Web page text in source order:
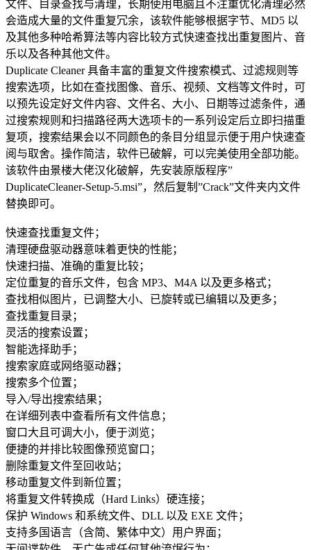
文件、目录查找与清理，长期使用电脑且不注重优化清理必然
会造成大量的文件重复冗余，该软件能够根据字节、MD5 以
及其他多种哈希算法等内容比较方式快速查找出重复图片、音
乐以及各种其他文件。
Duplicate Cleaner 具备丰富的重复文件搜索模式、过滤规则等
搜索选项，比如在查找图像、音乐、视频、文档等文件时，可
以预先设定好文件内容、文件名、大小、日期等过滤条件，通
过搜索规则和扫描路径两大选项卡的一系列设定后立即扫描重
复项，搜索结果会以不同颜色的条目分组显示便于用户快速查
阅与取舍。操作简洁，软件已破解，可以完美使用全部功能。
该软件由景楼大佬汉化破解，先安装原版程序”
DuplicateCleaner-Setup-5.msi”，然后复制”Crack”文件夹内文件
替换即可。
快速查找重复文件；
清理硬盘驱动器意味着更快的性能；
快速扫描、准确的重复比较；
定位重复的音乐文件，包含 MP3、M4A 以及更多格式；
查找相似图片，已调整大小、已旋转或已编辑以及更多；
查找重复目录；
灵活的搜索设置；
智能选择助手；
搜索家庭或网络驱动器；
搜索多个位置；
导入/导出搜索结果；
在详细列表中查看所有文件信息；
窗口大且可调大小，便于浏览；
便捷的并排比较图像预览窗口；
删除重复文件至回收站；
移动重复文件到新位置；
将重复文件转换成（Hard Links）硬连接；
保护 Windows 和系统文件、DLL 以及 EXE 文件；
支持多国语言（含简、繁体中文）用户界面；